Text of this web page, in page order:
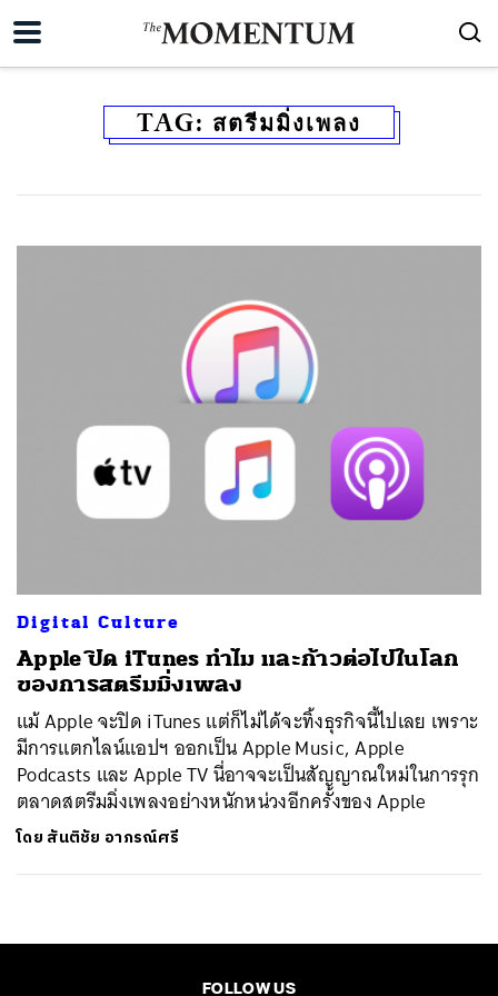
TAG: สตรีมมิ่งเพลง
Digital Culture
Apple ปิด iTunes ทำไม และก้าวต่อไปในโลก
ของการสตรีมมิ่งเพลง
แม้ Apple จะปิด iTunes แต่ก็ไม่ได้จะทิ้งธุรกิจนี้ไปเลย เพราะ
มีการแตกไลน์แอปฯ ออกเป็น Apple Music, Apple
Podcasts และ Apple TV นี่อาจจะเป็นสัญญาณใหม่ในการรุก
ตลาดสตรีมมิ่งเพลงอย่างหนักหน่วงอีกครั้งของ Apple
โดย สันติชัย อาภรณ์ศรี
FOLLOW US